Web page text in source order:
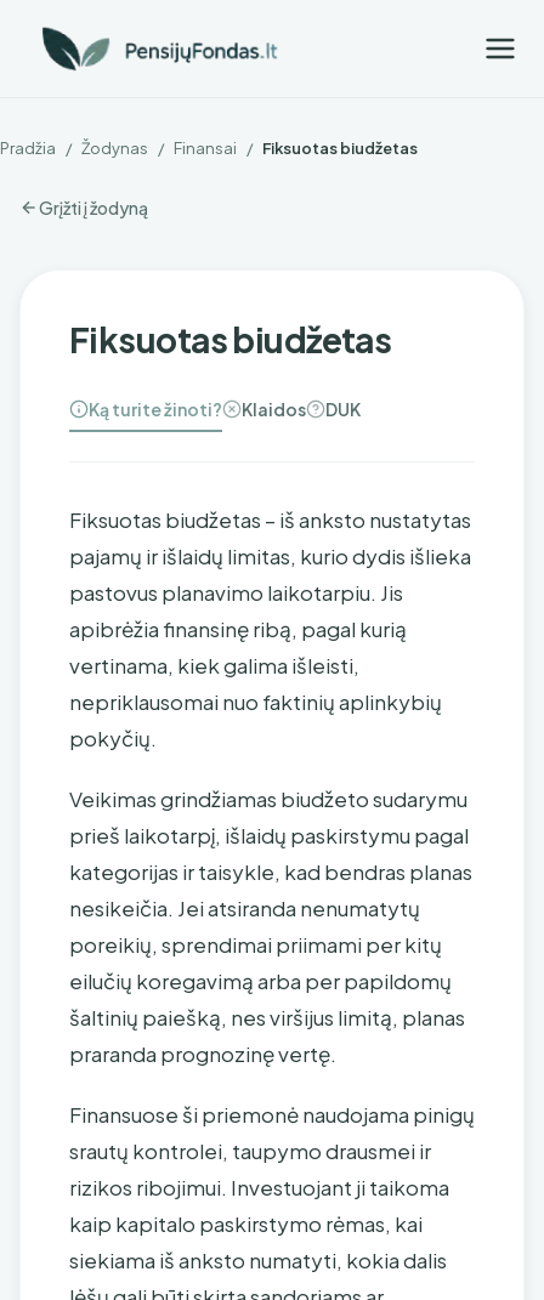
Pradžia / Žodynas / Finansai / Fiksuotas biudžetas
Grįžti į žodyną
Fiksuotas biudžetas
Ką turite žinoti? Klaidos DUK
Fiksuotas biudžetas – iš anksto nustatytas
pajamų ir išlaidų limitas, kurio dydis išlieka
pastovus planavimo laikotarpiu. Jis
apibrėžia finansinę ribą, pagal kurią
vertinama, kiek galima išleisti,
nepriklausomai nuo faktinių aplinkybių
pokyčių.
Veikimas grindžiamas biudžeto sudarymu
prieš laikotarpį, išlaidų paskirstymu pagal
kategorijas ir taisykle, kad bendras planas
nesikeičia. Jei atsiranda nenumatytų
poreikių, sprendimai priimami per kitų
eilučių koregavimą arba per papildomų
šaltinių paiešką, nes viršijus limitą, planas
praranda prognozinę vertę.
Finansuose ši priemonė naudojama pinigų
srautų kontrolei, taupymo drausmei ir
rizikos ribojimui. Investuojant ji taikoma
kaip kapitalo paskirstymo rėmas, kai
siekiama iš anksto numatyti, kokia dalis